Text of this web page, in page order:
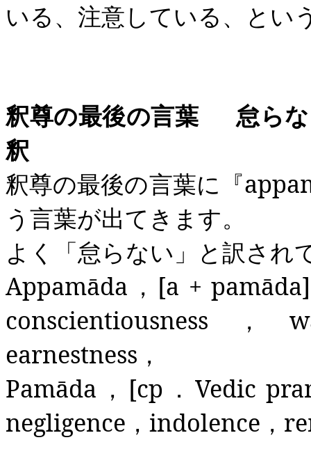
いる、注意している、とい
釈尊の最後の言葉
怠ら
釈
釈尊の最後の言葉に『
う言葉が出てきます。
よく「怠らない」と訳され
Appamāda ， [a + pamāda
conscientiousness ，
earnestness ，
Pamāda ， [cp ． Vedic
negligence ， indolence ，